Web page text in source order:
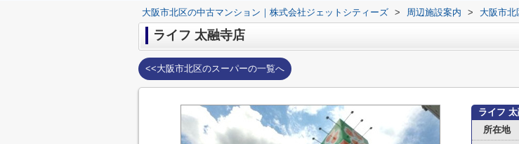
大阪市北区の中古マンション｜株式会社ジェットシティーズ > 周辺施設案内 > 大阪市北
ライフ 太融寺店
<<大阪市北区のスーパーの一覧へ
ライフ
所在地